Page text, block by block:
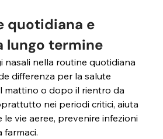
quotidiana e
lungo termine
nasali nella routine quotidiana
differenza per la salute
mattino o dopo il rientro da
nei periodi critici, aiuta
vie aeree, prevenire infezioni
farmaci.